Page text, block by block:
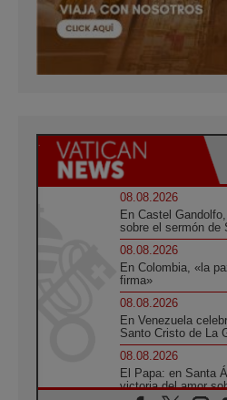
08.08.2026
En Castel
sobre el sermón de
08.08.2026
En Colombia, «la
firma»
08.08.2026
En Venezuela
Santo Cristo de La
08.08.2026
El Papa: en Santa
victoria del amor